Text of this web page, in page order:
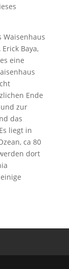
Waisenhaus
Baya,
eine
Ende
zur
das
liegt in
ca 80
dort